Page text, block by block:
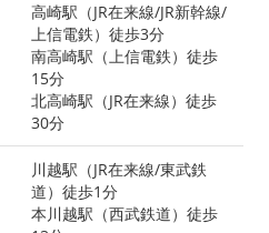
高崎駅（JR在来線/JR新幹線/
上信電鉄）徒歩3分
南高崎駅（上信電鉄）徒歩
15分
北高崎駅（JR在来線）徒歩
30分
川越駅（JR在来線/東武鉄
道）徒歩1分
本川越駅（西武鉄道）徒歩